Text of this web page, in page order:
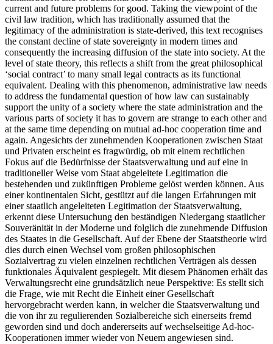
current and future problems for good. Taking the viewpoint of the
civil law tradition, which has traditionally assumed that the
legitimacy of the administration is state‐derived, this text recognises
the constant decline of state sovereignty in modern times and
consequently the increasing diffusion of the state into society. At the
level of state theory, this reflects a shift from the great philosophical
‘social contract’ to many small legal contracts as its functional
equivalent. Dealing with this phenomenon, administrative law needs
to address the fundamental question of how law can sustainably
support the unity of a society where the state administration and the
various parts of society it has to govern are strange to each other and
at the same time depending on mutual ad‐hoc cooperation time and
again. Angesichts der zunehmenden Kooperationen zwischen Staat
und Privaten erscheint es fragwürdig, ob mit einem rechtlichen
Fokus auf die Bedürfnisse der Staatsverwaltung und auf eine in
traditioneller Weise vom Staat abgeleitete Legitimation die
bestehenden und zukünftigen Probleme gelöst werden können. Aus
einer kontinentalen Sicht, gestützt auf die langen Erfahrungen mit
einer staatlich angeleiteten Legitimation der Staatsverwaltung,
erkennt diese Untersuchung den beständigen Niedergang staatlicher
Souveränität in der Moderne und folglich die zunehmende Diffusion
des Staates in die Gesellschaft. Auf der Ebene der Staatstheorie wird
dies durch einen Wechsel vom großen philosophischen
Sozialvertrag zu vielen einzelnen rechtlichen Verträgen als dessen
funktionales Äquivalent gespiegelt. Mit diesem Phänomen erhält das
Verwaltungsrecht eine grundsätzlich neue Perspektive: Es stellt sich
die Frage, wie mit Recht die Einheit einer Gesellschaft
hervorgebracht werden kann, in welcher die Staatsverwaltung und
die von ihr zu regulierenden Sozialbereiche sich einerseits fremd
geworden sind und doch andererseits auf wechselseitige Ad‐hoc‐
Kooperationen immer wieder von Neuem angewiesen sind.